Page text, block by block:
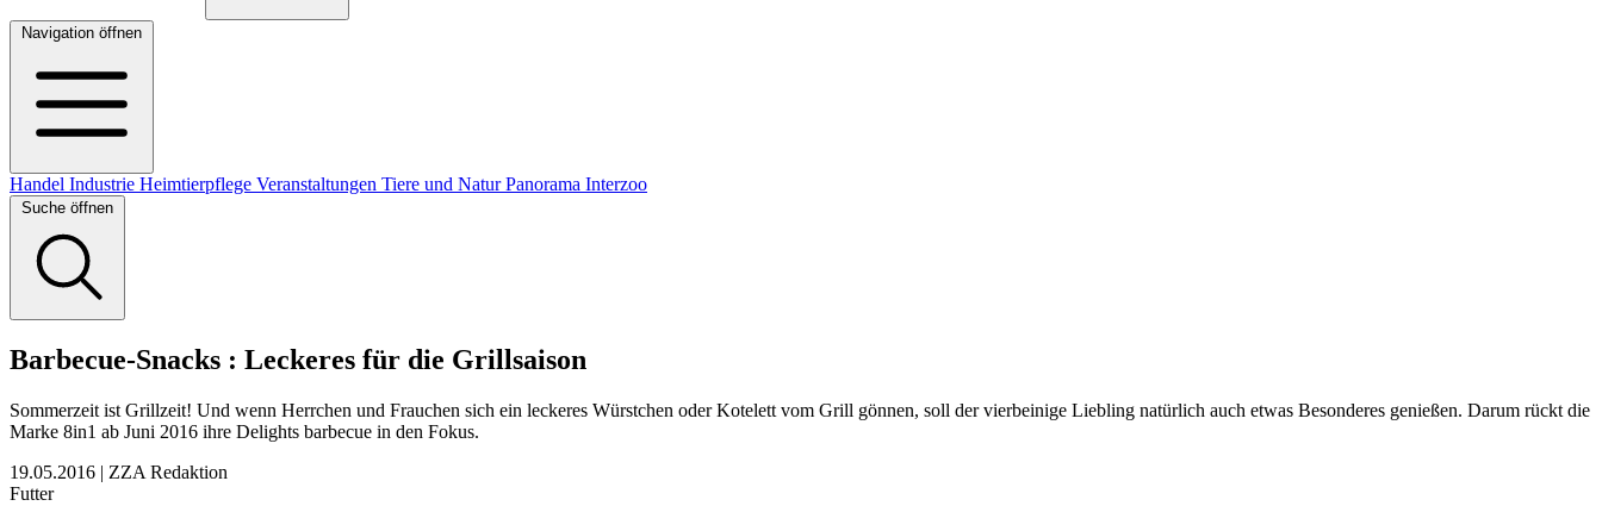
Navigation öffnen
Handel Industrie Heimtierpflege Veranstaltungen Tiere und NaturPanorama Interzoo
Suche öffnen
Barbecue-Snacks : Leckeres für die Grillsaison
Sommerzeit ist Grillzeit! Und wenn Herrchen und Frauchen sich ein leckeres Würstchen oder Kotelett vom Grill gönnen, soll der vierbeinige Liebling natürlich auch etwas Besonderes genießen. Darum rückt die
Marke 8in1 ab Juni 2016 ihre Delights barbecue in den Fokus.
19.05.2016 | ZZA Redaktion
Futter